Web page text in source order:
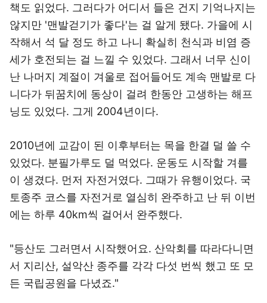
책도 읽었다. 그러다가 어디서 들은 건지 기억나지는
않지만 '맨발걷기가 좋다'는 걸 알게 됐다. 가을에 시
작해서 석 달 정도 하고 나니 확실히 천식과 비염 증
세가 호전되는 걸 느낄 수 있었다. 그래서 너무 신이
난 나머지 계절이 겨울로 접어들어도 계속 맨발로 다
니다가 뒤꿈치에 동상이 걸려 한동안 고생하는 해프
닝도 있었다. 그게 2004년이다.
2010년에 교감이 된 이후부터는 목을 한결 덜 쓸 수
있었다. 분필가루도 덜 먹었다. 운동도 시작할 겨를
이 생겼다. 먼저 자전거였다. 그때가 유행이었다. 국
토종주 코스를 자전거로 열심히 완주하고 난 뒤 이번
에는 하루 40km씩 걸어서 완주했다.
"등산도 그러면서 시작했어요. 산악회를 따라다니면
서 지리산, 설악산 종주를 각각 다섯 번씩 했고 또 모
든 국립공원을 다녔죠."